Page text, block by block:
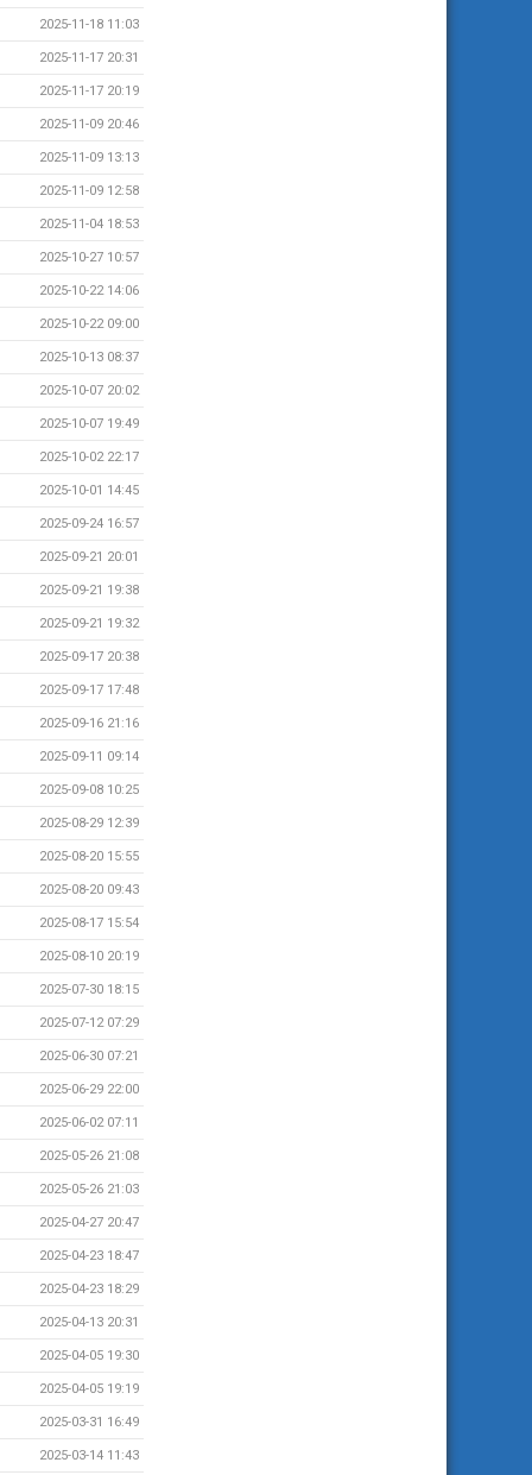
2025-11-18 11:03
2025-11-17 20:31
2025-11-17 20:19
2025-11-09 20:46
2025-11-09 13:13
2025-11-09 12:58
2025-11-04 18:53
2025-10-27 10:57
2025-10-22 14:06
2025-10-22 09:00
2025-10-13 08:37
2025-10-07 20:02
2025-10-07 19:49
2025-10-02 22:17
2025-10-01 14:45
2025-09-24 16:57
2025-09-21 20:01
2025-09-21 19:38
2025-09-21 19:32
2025-09-17 20:38
2025-09-17 17:48
2025-09-16 21:16
2025-09-11 09:14
2025-09-08 10:25
2025-08-29 12:39
2025-08-20 15:55
2025-08-20 09:43
2025-08-17 15:54
2025-08-10 20:19
2025-07-30 18:15
2025-07-12 07:29
2025-06-30 07:21
2025-06-29 22:00
2025-06-02 07:11
2025-05-26 21:08
2025-05-26 21:03
2025-04-27 20:47
2025-04-23 18:47
2025-04-23 18:29
2025-04-13 20:31
2025-04-05 19:30
2025-04-05 19:19
2025-03-31 16:49
2025-03-14 11:43